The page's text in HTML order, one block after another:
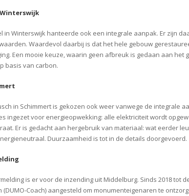
in Winterswijk hanteerde ook een integrale aanpak. Er zijn
Waardevol daarbij is dat het hele gebouw
Een mooie keuze, waarin geen afbreuk is gedaan aan
basis van carbon.
in Schimmert is gekozen ook weer vanwege de integrale
ingezet voor energieopwekking: alle elektriciteit wordt
Er is gedacht aan hergebruik van materiaal: wat eerder
Duurzaamheid is tot in de details doorgevoerd.
is er voor de inzending uit Middelburg. Sinds 2018 tot
(DUMO-Coach) aangesteld om monumenteigenaren te